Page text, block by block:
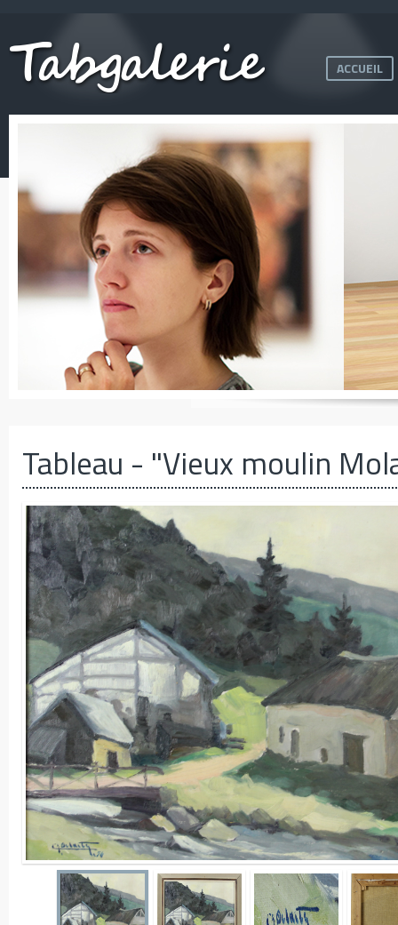
ACCUEIL
PLUS DE 500
TABLEAUX
et de nombreuses sculptures !
En savoir +
Tableau - "Vieux moulin